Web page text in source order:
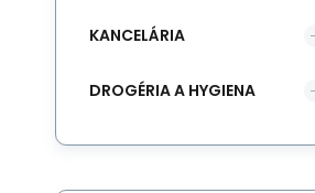
KANCELÁRIA
DROGÉRIA A HYGIENA